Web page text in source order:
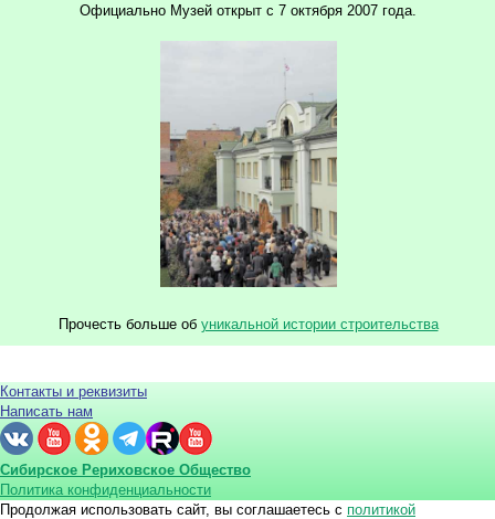
Официально Музей открыт с 7 октября 2007 года.
Прочесть больше об уникальной истории строительства
Контакты и реквизиты
Написать нам
Сибирское Рериховское Общество
Политика конфиденциальности
Продолжая использовать сайт, вы соглашаетесь с политикой